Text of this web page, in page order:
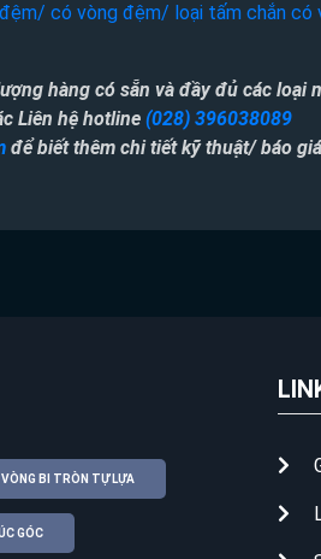
đệm/ có vòng đệm/ loại tấm chắn
hàng có sẵn và đầy đủ các loại
Liên hệ hotline (028) 396038089
để biết thêm chi tiết kỹ thuật/ báo
VÒNG BI TRÒN TỰ LỰA
GÓC